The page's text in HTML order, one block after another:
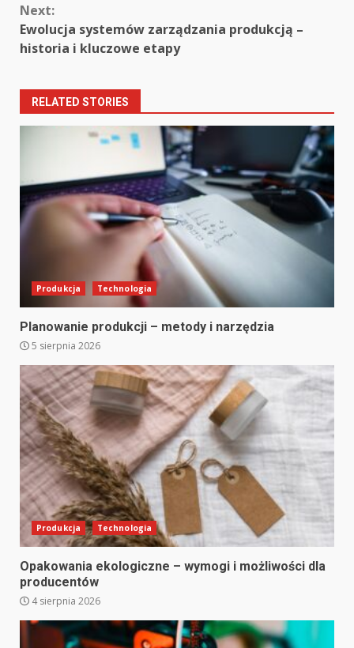
Next:
Ewolucja systemów zarządzania produkcją –
historia i kluczowe etapy
RELATED STORIES
Produkcja Technologia
Planowanie produkcji – metody i narzędzia
5 sierpnia 2026
Produkcja Technologia
Opakowania ekologiczne – wymogi i możliwości dla
producentów
4 sierpnia 2026